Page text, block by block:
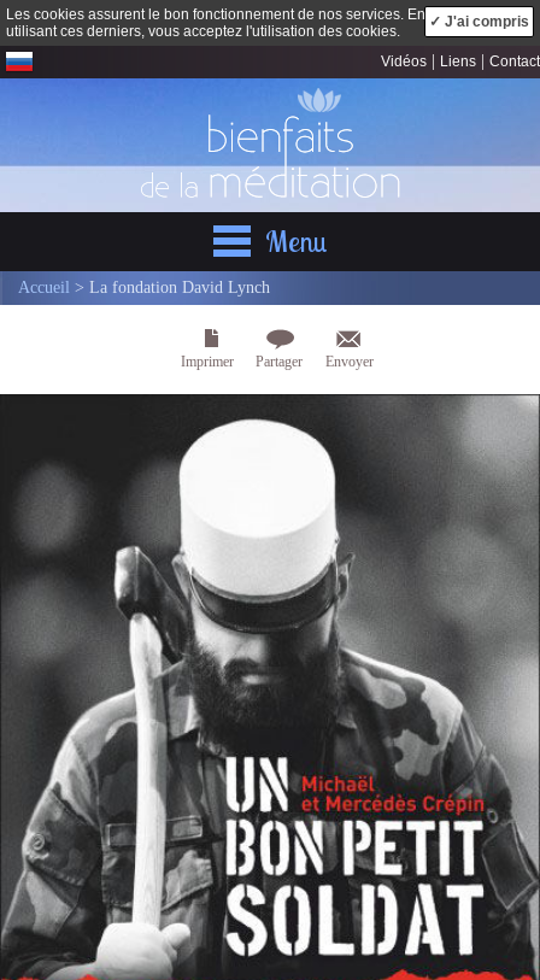
Les cookies assurent le bon fonctionnement de nos services. En
utilisant ces derniers, vous acceptez l'utilisation des cookies.
✓ J'ai compris
Vidéos Liens Contact
Menu
Accueil > La fondation David Lynch
Imprimer Partager Envoyer